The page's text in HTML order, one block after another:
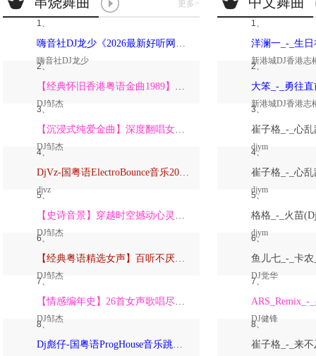
更多>
1、
嗨音社DJ龙少《2026最新好听网络伤感歌曲推荐·深爱过的人一生惦记》
嗨音社DJ龙少
2、
【经典怀旧香港粤语金曲1989】高潮版【DJ邹杰】
DJ邹杰
3、
【沉浸式纯爱金曲】深度翻唱女声版【DJ邹杰】_
DJ邹杰
4、
DjVz-国粤语ElectroBounce音乐2026讲不出再见怀旧版蹦迪跳舞大碟
djvz
5、
【史诗音景】穿越时空撼动心灵的管弦乐【DJ邹杰】
DJ邹杰
6、
【经典粤语精选女声】百听不厌深度翻唱版【DJ邹杰】_
DJ邹杰
7、
【情感编年史】26首女声歌唱尽从暗恋到放下的全部【DJ邹杰】
DJ邹杰
8、
Dj彪仔-国粤语ProgHouse音乐跳舞街vs心要让你听见串烧Vol.39
1、
新港城DJ香港志
2、
新港城DJ香港志
3、
djym
4、
djym
5、
djym
6、
DJ觉华
7、
DJ健锋
8、